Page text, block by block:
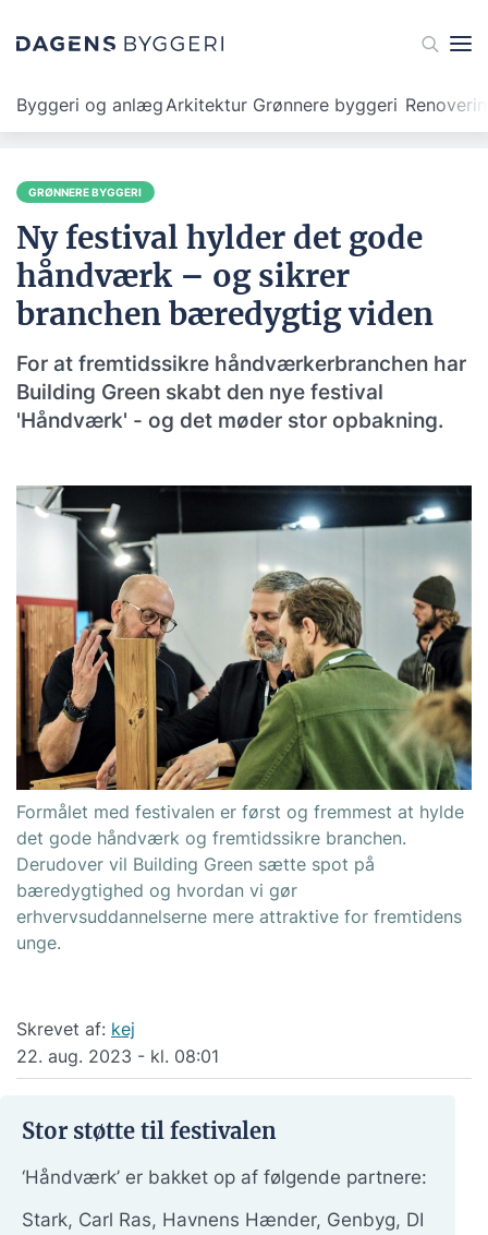
Byggeri og anlægArkitektur Grønnere byggeri
GRØNNERE BYGGERI
Ny festival hylder det gode
håndværk – og sikrer
branchen bæredygtig viden
For at fremtidssikre håndværkerbranchen har
Building Green skabt den nye festival
'Håndværk' - og det møder stor opbakning.
Formålet med festivalen er først og fremmest at hylde
det gode håndværk og fremtidssikre branchen.
Derudover vil Building Green sætte spot på
bæredygtighed og hvordan vi gør
erhvervsuddannelserne mere attraktive for fremtidens
unge.
Skrevet af: kej
22. aug. 2023 - kl. 08:01
Stor støtte til festivalen
‘Håndværk’ er bakket op af følgende partnere:
Stark, Carl Ras, Havnens Hænder, Genbyg, DI